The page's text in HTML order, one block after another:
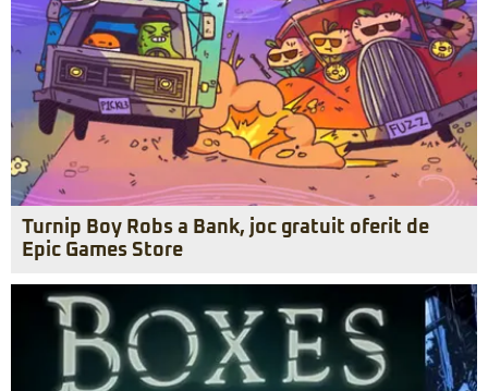
Turnip Boy Robs a Bank, joc gratuit oferit de
Epic Games Store